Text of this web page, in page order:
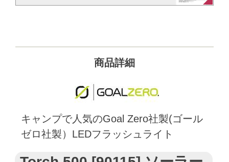
商品詳細
キャンプで人気のGoal Zero社製(ゴール
ゼロ社製）LEDフラッシュライト